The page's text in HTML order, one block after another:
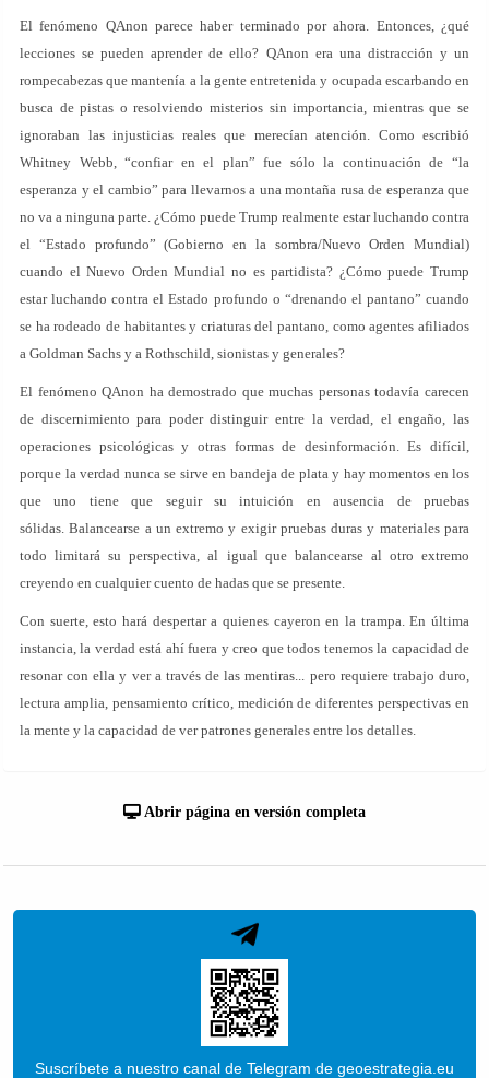
El fenómeno QAnon parece haber terminado por ahora. Entonces, ¿qué
lecciones se pueden aprender de ello? QAnon era una distracción y un
rompecabezas que mantenía a la gente entretenida y ocupada escarbando en
busca de pistas o resolviendo misterios sin importancia, mientras que se
ignoraban las injusticias reales que merecían atención. Como escribió
Whitney Webb, “confiar en el plan” fue sólo la continuación de “la
esperanza y el cambio” para llevarnos a una montaña rusa de esperanza que
no va a ninguna parte. ¿Cómo puede Trump realmente estar luchando contra
el “Estado profundo” (Gobierno en la sombra/Nuevo Orden Mundial)
cuando el Nuevo Orden Mundial no es partidista? ¿Cómo puede Trump
estar luchando contra el Estado profundo o “drenando el pantano” cuando
se ha rodeado de habitantes y criaturas del pantano, como agentes afiliados
a Goldman Sachs y a Rothschild, sionistas y generales?
El fenómeno QAnon ha demostrado que muchas personas todavía carecen
de discernimiento para poder distinguir entre la verdad, el engaño, las
operaciones psicológicas y otras formas de desinformación. Es difícil,
porque la verdad nunca se sirve en bandeja de plata y hay momentos en los
que uno tiene que seguir su intuición en ausencia de pruebas
sólidas. Balancearse a un extremo y exigir pruebas duras y materiales para
todo limitará su perspectiva, al igual que balancearse al otro extremo
creyendo en cualquier cuento de hadas que se presente.
Con suerte, esto hará despertar a quienes cayeron en la trampa. En última
instancia, la verdad está ahí fuera y creo que todos tenemos la capacidad de
resonar con ella y ver a través de las mentiras... pero requiere trabajo duro,
lectura amplia, pensamiento crítico, medición de diferentes perspectivas en
la mente y la capacidad de ver patrones generales entre los detalles.
Abrir página en versión completa
Suscríbete a nuestro canal de Telegram de geoestrategia.eu